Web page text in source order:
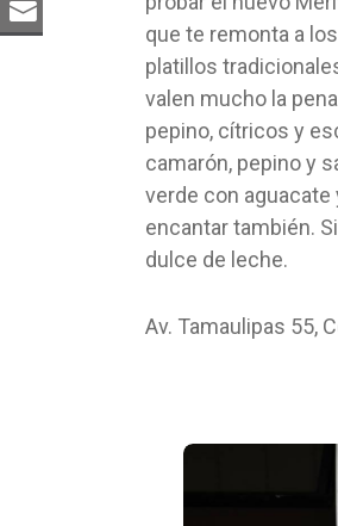
que te remonta a
platillos
valen mucho la
pepino, cítricos y
camarón, pepino y
verde con aguacate
encantar también.
dulce de leche.
Av. Tamaulipas